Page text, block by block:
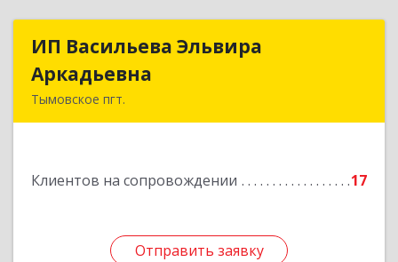
ИП Васильева Эльвира
Аркадьевна
Тымовское пгт.
Клиентов на сопровождении 17
Отправить заявку
ИП Васильева Эльвира
Отправить заявку